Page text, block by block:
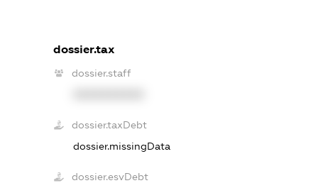
dossier.tax
dossier.staff
dossier.taxDebt
dossier.missingData
dossier.esvDebt